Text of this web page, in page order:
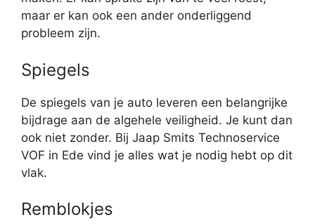
maar er kan ook een ander onderliggend
probleem zijn.
Spiegels
De spiegels van je auto leveren een belangrijke
bijdrage aan de algehele veiligheid. Je kunt dan
ook niet zonder. Bij Jaap Smits Technoservice
VOF in Ede vind je alles wat je nodig hebt op dit
vlak.
Remblokjes